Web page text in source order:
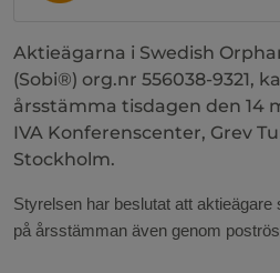
Aktieägarna i Swedish
(Sobi®) org.nr 556038-9321,
årsstämma tisdagen den 14
IVA Konferenscenter, Grev
Stockholm.
Styrelsen har beslutat att
på årsstämman även genom